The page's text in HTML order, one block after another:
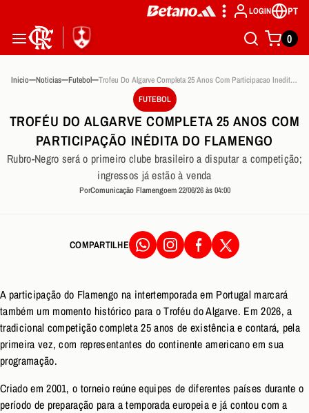
LOGIN PT
0
Inicio Noticias Futebol
Trofeu Do Algarve Completa 25 Anos Com Participacao Inedita Do Flamengo
FUTEBOL
TROFÉU DO ALGARVE COMPLETA 25 ANOS COM
PARTICIPAÇÃO INÉDITA DO FLAMENGO
Rubro-Negro será o primeiro clube brasileiro a disputar a competição;
ingressos já estão à venda
PorComunicação Flamengoem 22/06/26 às 04:00
COMPARTILHE
A participação do Flamengo na intertemporada em Portugal marcará
também um momento histórico para o Troféu do Algarve. Em 2026, a
tradicional competição completa 25 anos de existência e contará, pela
primeira vez, com representantes do continente americano em sua
programação.
Criado em 2001, o torneio reúne equipes de diferentes países durante o
período de preparação para a temporada europeia e já contou com a